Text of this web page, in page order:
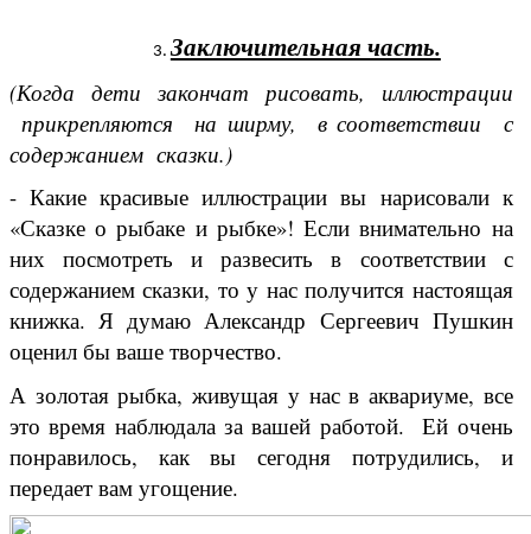
Заключительная часть.
(Когда дети закончат рисовать, иллюстрации
прикрепляются на ширму, в соответствии с
содержанием сказки.)
- Какие красивые иллюстрации вы нарисовали к
«Сказке о рыбаке и рыбке»! Если внимательно на
них посмотреть и развесить в соответствии с
содержанием сказки, то у нас получится настоящая
книжка. Я думаю Александр Сергеевич Пушкин
оценил бы ваше творчество.
А золотая рыбка, живущая у нас в аквариуме, все
это время наблюдала за вашей работой. Ей очень
понравилось, как вы сегодня потрудились, и
передает вам угощение.